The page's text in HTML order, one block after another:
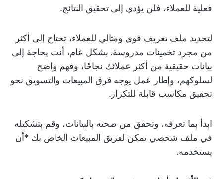
فعلية للعملاء، فلن يؤدي إلى تحقيق النتائج.
لتحديد ملف تعريف قوي ومثالي للعملاء، تحتاج إلى أكثر
من مجرد تخمينات مدروسة. بشكل عام، أنت بحاجة إلى
بيانات حقيقية من أكثر عملائك نجاحًا، وفهم واضح
لسلوكهم، وإطار عمل يوجه فرق المبيعات والتسويق نحو
تحقيق مكاسب قابلة للتكرار.
ابدأ بما تعرفه، وتحقق من صحته بالبيانات، وقم بتشكيله
في ملف شخصي يمكن لفريق المبيعات الخاص بك *أن
يستخدمه.